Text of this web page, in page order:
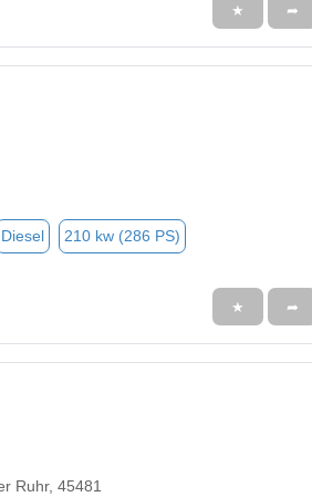
★ ➦
Diesel 210 kw (286 PS)
★ ➦
Ruhr, 45481